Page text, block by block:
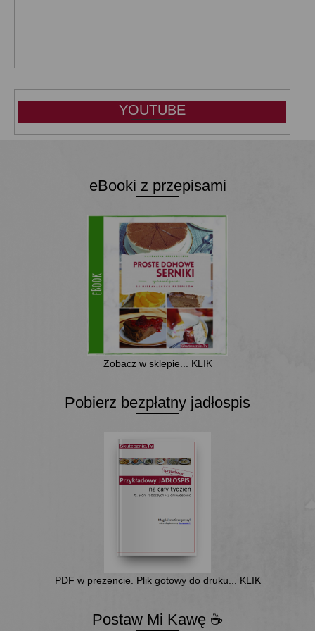
YOUTUBE
eBooki z przepisami
Zobacz w sklepie... KLIK
Pobierz bezpłatny jadłospis
PDF w prezencie. Plik gotowy do druku... KLIK
Postaw Mi Kawę ☕